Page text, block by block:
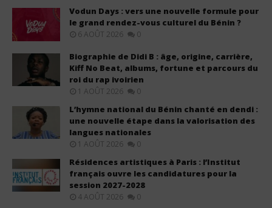
Vodun Days : vers une nouvelle formule pour
le grand rendez-vous culturel du Bénin ?
6 AOÛT 2026 0
Biographie de Didi B : âge, origine, carrière,
Kiff No Beat, albums, fortune et parcours du
roi du rap ivoirien
1 AOÛT 2026 0
L’hymne national du Bénin chanté en dendi :
une nouvelle étape dans la valorisation des
langues nationales
1 AOÛT 2026 0
Résidences artistiques à Paris : l’Institut
français ouvre les candidatures pour la
session 2027-2028
4 AOÛT 2026 0